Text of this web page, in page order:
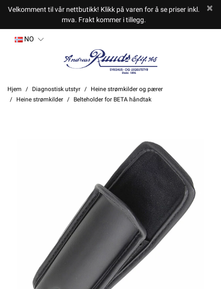
Velkomment til vår nettbutikk! Klikk på varen for å se priser inkl.
mva. Frakt kommer i tillegg.
NO
Hjem Diagnostisk utstyr
Heine strømkilder og pærer
Heine strømkilder
Belteholder for BETA håndtak